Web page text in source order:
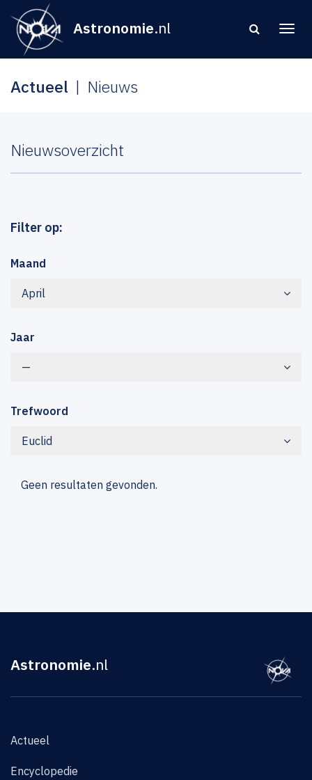
Astronomie.nl
Actueel Nieuws
Nieuwsoverzicht
Filter op:
Maand
April
Jaar
—
Trefwoord
Euclid
Geen resultaten gevonden.
Astronomie.nl
Actueel
Encyclopedie